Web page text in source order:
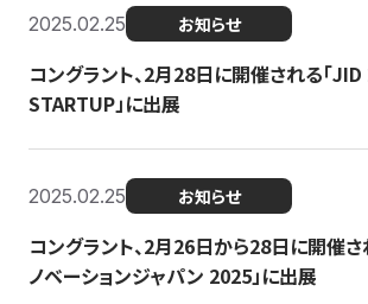
2025.02.25 お知らせ
コングラント、2月28日に開催される「
STARTUP」に出展
2025.02.25 お知らせ
コングラント、2月26日から28日に開催さ
ノベーションジャパン 2025」に出展